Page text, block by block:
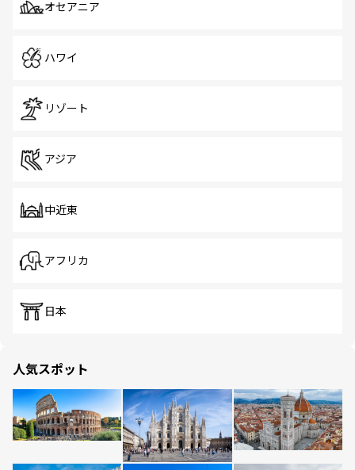
オセアニア
ハワイ
リゾート
アジア
中近東
アフリカ
日本
人気スポット